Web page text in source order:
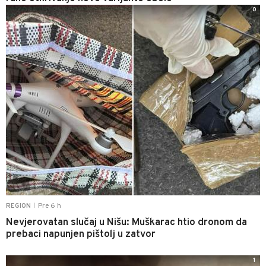
REGION Pre 6 h
Nevjerovatan slučaj u Nišu: Muškarac htio dronom da
prebaci napunjen pištolj u zatvor
0
1